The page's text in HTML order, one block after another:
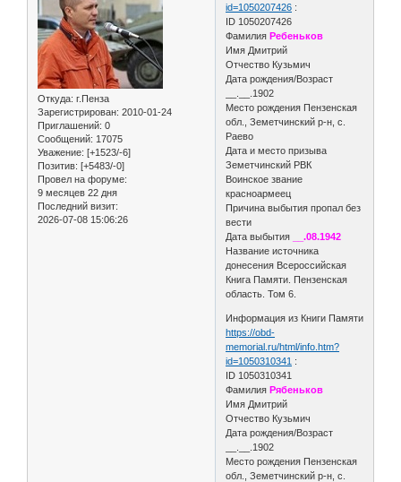
Откуда: г.Пенза
Зарегистрирован: 2010-01-24
Приглашений: 0
Сообщений: 17075
Уважение: [+1523/-6]
Позитив: [+5483/-0]
Провел на форуме:
9 месяцев 22 дня
Последний визит:
2026-07-08 15:06:26
id=1050207426 :
ID 1050207426
ФамилияРебеньков
Имя Дмитрий
Отчество Кузьмич
Дата рождения/Возраст
__.__.1902
Место рождения Пензенская
обл., Земетчинский р-н, с.
Раево
Дата и место призыва
Земетчинский РВК
Воинское звание
красноармеец
Причина выбытия пропал без
вести
Дата выбытия
__.08.1942
Название источника
донесения Всероссийская
Книга Памяти. Пензенская
область. Том 6.
Информация из Книги Памяти
https://obd-
memorial.ru/html/info.htm?
id=1050310341 :
ID 1050310341
ФамилияРябеньков
Имя Дмитрий
Отчество Кузьмич
Дата рождения/Возраст
__.__.1902
Место рождения Пензенская
обл., Земетчинский р-н, с.